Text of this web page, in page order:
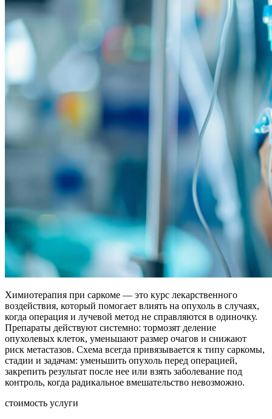
Химиотерапия при саркоме — это курс лекарственного
воздействия, который помогает влиять на опухоль в случаях,
когда операция и лучевой метод не справляются в одиночку.
Препараты действуют системно: тормозят деление
опухолевых клеток, уменьшают размер очагов и снижают
риск метастазов. Схема всегда привязывается к типу саркомы,
стадии и задачам: уменьшить опухоль перед операцией,
закрепить результат после нее или взять заболевание под
контроль, когда радикальное вмешательство невозможно.
стоимость услуги